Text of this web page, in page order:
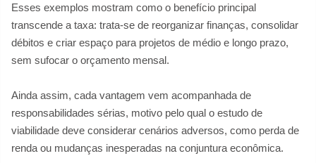
Esses exemplos mostram como o benefício principal
transcende a taxa: trata-se de reorganizar finanças, consolidar
débitos e criar espaço para projetos de médio e longo prazo,
sem sufocar o orçamento mensal.
Ainda assim, cada vantagem vem acompanhada de
responsabilidades sérias, motivo pelo qual o estudo de
viabilidade deve considerar cenários adversos, como perda de
renda ou mudanças inesperadas na conjuntura econômica.